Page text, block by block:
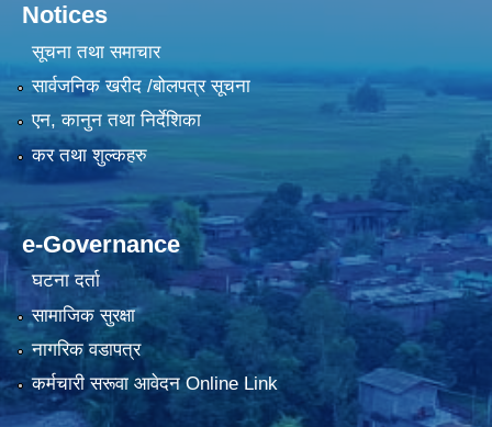
Notices
सूचना तथा समाचार
सार्वजनिक खरीद /बोलपत्र सूचना
एन, कानुन तथा निर्देशिका
कर तथा शुल्कहरु
e-Governance
घटना दर्ता
सामाजिक सुरक्षा
नागरिक वडापत्र
कर्मचारी सरूवा आवेदन Online Link